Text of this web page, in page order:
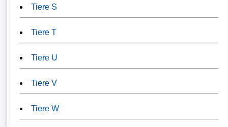
Tiere S
Tiere T
Tiere U
Tiere V
Tiere W